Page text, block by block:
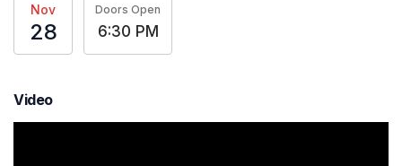
Nov
28
Doors Open
6:30 PM
Video